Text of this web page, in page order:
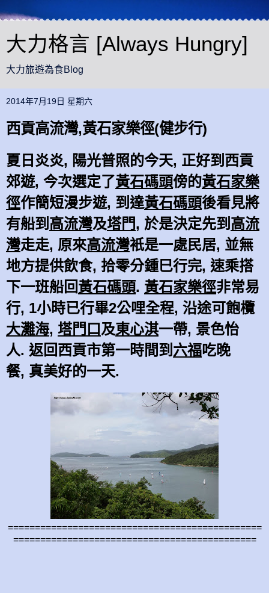
大力格言 [Always Hungry]
大力旅遊為食Blog
2014年7月19日 星期六
西貢高流灣,黃石家樂徑(健步行)
夏日炎炎, 陽光普照的今天, 正好到西貢
郊遊, 今次選定了黃石碼頭傍的黃石家樂
徑作簡短漫步遊, 到達黃石碼頭後看見將
有船到 高流灣及塔門, 於是決定先到 高流
灣走走, 原來高流灣衹是一處民居, 並無
地方提供飲食, 拾零分鍾巳行完, 速乘搭
下一班船回黃石碼頭. 黃石家樂徑非常易
行, 1小時已行畢2公哩全程, 沿途可飽欖
大灘海, 塔門口及東心淇一帶, 景色怡
人. 返回西貢市第一時間到 六福吃晚
餐, 真美好的一天.
===============================================
=============================================